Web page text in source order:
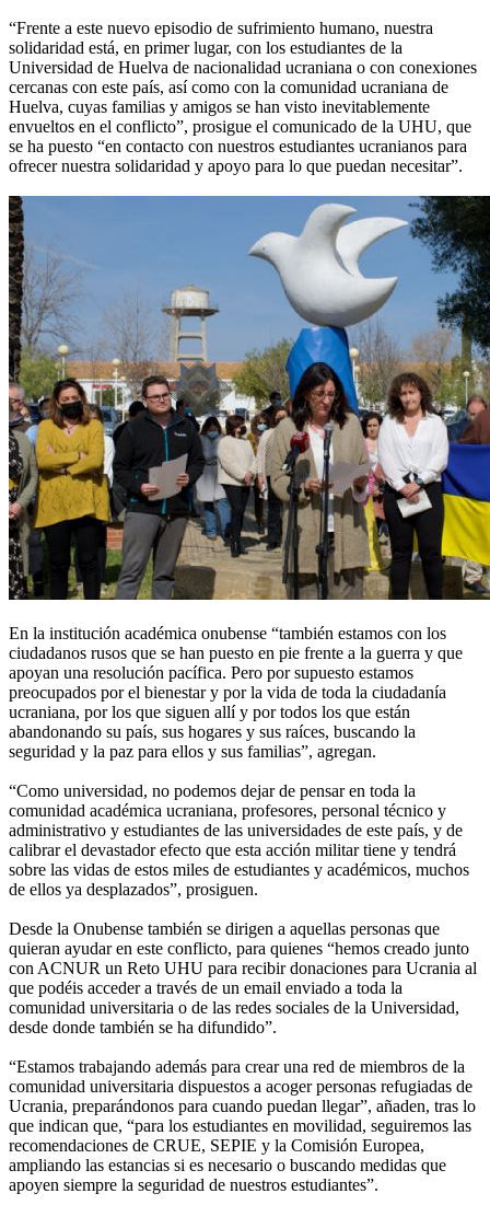
“Frente a este nuevo episodio de sufrimiento humano, nuestra
solidaridad está, en primer lugar, con los estudiantes de la
Universidad de Huelva de nacionalidad ucraniana o con conexiones
cercanas con este país, así como con la comunidad ucraniana de
Huelva, cuyas familias y amigos se han visto inevitablemente
envueltos en el conflicto”, prosigue el comunicado de la UHU, que
se ha puesto “en contacto con nuestros estudiantes ucranianos para
ofrecer nuestra solidaridad y apoyo para lo que puedan necesitar”.
En la institución académica onubense “también estamos con los
ciudadanos rusos que se han puesto en pie frente a la guerra y que
apoyan una resolución pacífica. Pero por supuesto estamos
preocupados por el bienestar y por la vida de toda la ciudadanía
ucraniana, por los que siguen allí y por todos los que están
abandonando su país, sus hogares y sus raíces, buscando la
seguridad y la paz para ellos y sus familias”, agregan.
“Como universidad, no podemos dejar de pensar en toda la
comunidad académica ucraniana, profesores, personal técnico y
administrativo y estudiantes de las universidades de este país, y de
calibrar el devastador efecto que esta acción militar tiene y tendrá
sobre las vidas de estos miles de estudiantes y académicos, muchos
de ellos ya desplazados”, prosiguen.
Desde la Onubense también se dirigen a aquellas personas que
quieran ayudar en este conflicto, para quienes “hemos creado junto
con ACNUR un Reto UHU para recibir donaciones para Ucrania al
que podéis acceder a través de un email enviado a toda la
comunidad universitaria o de las redes sociales de la Universidad,
desde donde también se ha difundido”.
“Estamos trabajando además para crear una red de miembros de la
comunidad universitaria dispuestos a acoger personas refugiadas de
Ucrania, preparándonos para cuando puedan llegar”, añaden, tras lo
que indican que, “para los estudiantes en movilidad, seguiremos las
recomendaciones de CRUE, SEPIE y la Comisión Europea,
ampliando las estancias si es necesario o buscando medidas que
apoyen siempre la seguridad de nuestros estudiantes”.